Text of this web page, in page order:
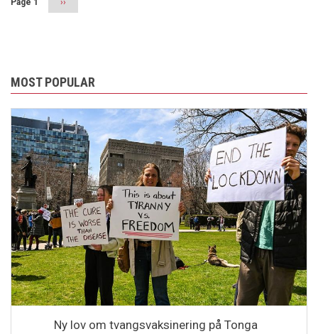
Page 1
Next
page
››
MOST POPULAR
Ny lov om tvangsvaksinering på Tonga